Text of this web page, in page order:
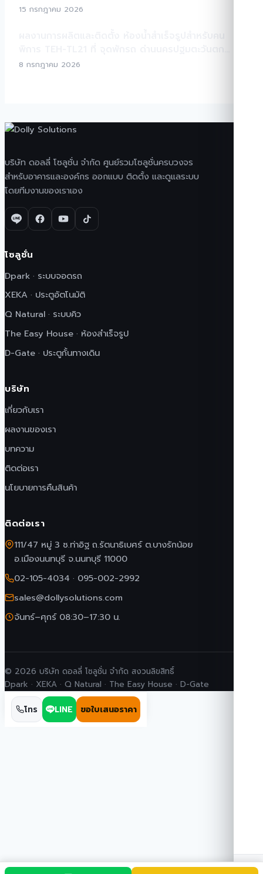
15 กรกฎาคม 2026
มอเตอร์เวย์ M81
8 กรกฎาคม 2026
บริษัท ดอลลี่ โซลูชั่น จำกัด ศูนย์รวมโซลูชั่นครบวงจร
สำหรับอาคารและองค์กร ออกแบบ ติดตั้ง และดูแลระบบ
โดยทีมงานของเราเอง
โซลูชั่น
Dpark · ระบบจอดรถ
XEKA · ประตูอัตโนมัติ
Q Natural · ระบบคิว
The Easy House · ห้องสำเร็จรูป
D-Gate · ประตูกั้นทางเดิน
บริษัท
เกี่ยวกับเรา
ผลงานของเรา
บทความ
ติดต่อเรา
นโยบายการคืนสินค้า
ติดต่อเรา
111/47 หมู่ 3 ซ.ท่าอิฐ ถ.รัตนาธิเบศร์ ต.บางรักน้อย
อ.เมืองนนทบุรี จ.นนทบุรี 11000
02-105-4034 · 095-002-2992
sales@dollysolutions.com
จันทร์–ศุกร์ 08:30–17:30 น.
© 2026 บริษัท ดอลลี่ โซลูชั่น จำกัด สงวนลิขสิทธิ์
Dpark · XEKA · Q Natural · The Easy House · D-Gate
โทร LINE ขอใบเสนอราคา